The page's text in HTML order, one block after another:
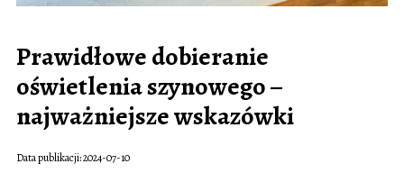
Prawidłowe dobieranie
oświetlenia szynowego –
najważniejsze wskazówki
Data publikacji: 2024-07-10